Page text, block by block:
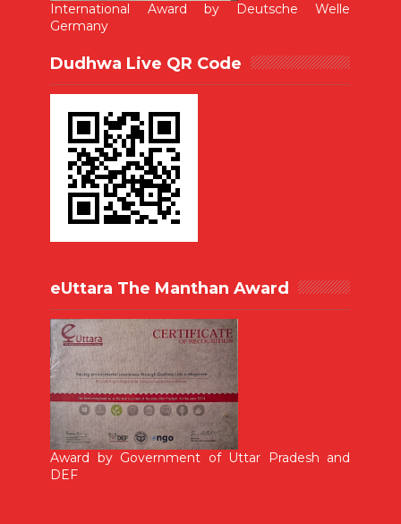
International Award by Deutsche Welle
Germany
Dudhwa Live QR Code
eUttara The Manthan Award
Award by Government of Uttar Pradesh and
DEF